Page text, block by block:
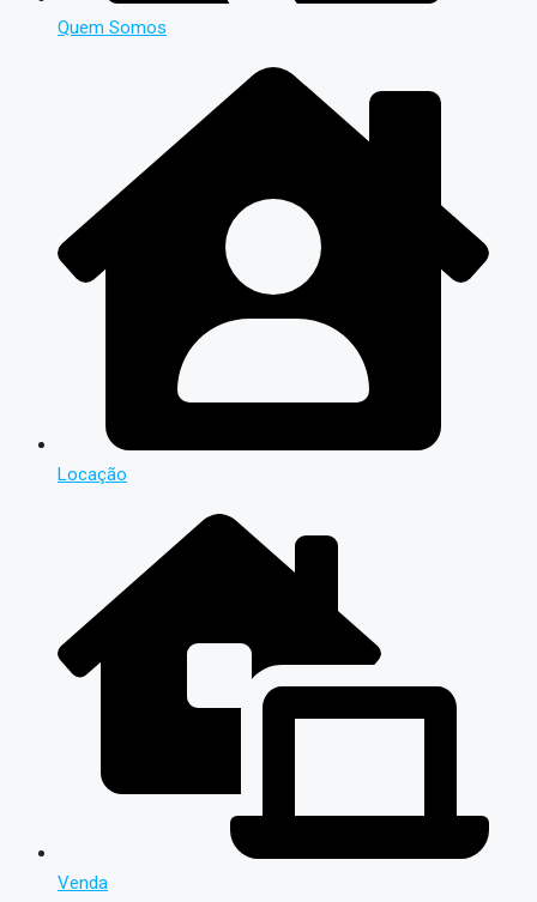
Quem Somos
Locação
Venda